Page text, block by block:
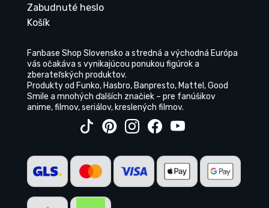
Zabudnuté heslo
Košík
Fanbase Shop Slovensko a stredná a východná Európa
vás očakáva s vynikajúcou ponukou figúrok a
zberateľských produktov.
Produkty od Funko, Hasbro, Banpresto, Mattel, Good
Smile a mnohých ďalších značiek – pre fanúšikov
anime, filmov, seriálov, kreslených filmov.